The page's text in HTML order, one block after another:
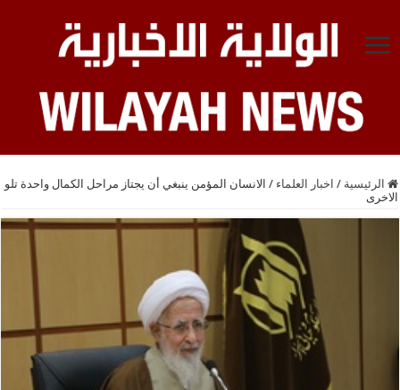
الرئيسية / اخبار العلماء / الانسان المؤمن ينبغي أن يجتاز مراحل الكمال واحدة تلو
الاخرى